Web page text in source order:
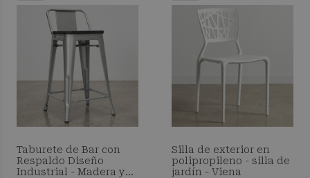
Taburete de Bar con
Respaldo Diseño
Industrial - Madera y
Silla de exterior en
polipropileno - silla de
jardín - Viena